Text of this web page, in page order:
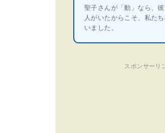
聖子さんが「動」なら、
人がいたからこそ、私た
いました。
スポンサーリ